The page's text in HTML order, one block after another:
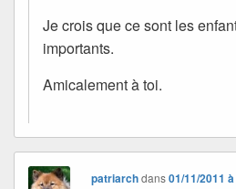
Je crois que ce sont les
importants.
Amicalement à toi.
patriarchdans01/11/2011